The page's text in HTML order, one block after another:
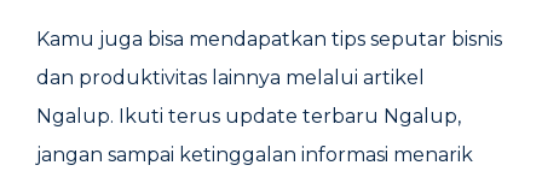
Kamu juga bisa mendapatkan tips seputar bisnis
dan produktivitas lainnya melalui artikel
Ngalup. Ikuti terus update terbaru Ngalup,
jangan sampai ketinggalan informasi menarik